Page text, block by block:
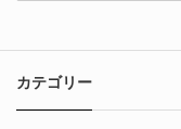
カテゴリー